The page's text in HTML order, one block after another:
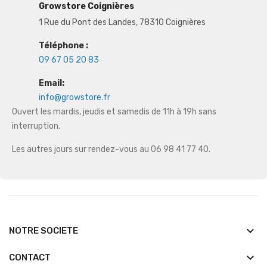
Growstore Coignières
1 Rue du Pont des Landes, 78310 Coignières
Téléphone :
09 67 05 20 83
Email:
info@growstore.fr
Ouvert les mardis, jeudis et samedis de 11h à 19h sans
interruption.
Les autres jours sur rendez-vous au 06 98 41 77 40.
NOTRE SOCIETE keyboard_arrow_down
CONTACT keyboard_arrow_down